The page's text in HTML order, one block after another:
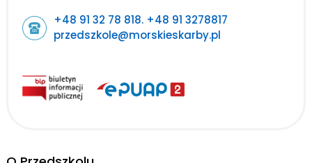
+48 91 32 78 818. +48 91 3278817
przedszkole@morskieskarby.pl